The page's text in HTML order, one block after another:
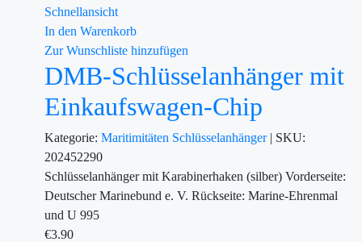
Schnellansicht
In den Warenkorb
Zur Wunschliste hinzufügen
DMB-Schlüsselanhänger mit
Einkaufswagen-Chip
Kategorie: Maritimitäten Schlüsselanhänger | SKU:
202452290
Schlüsselanhänger mit Karabinerhaken (silber) Vorderseite:
Deutscher Marinebund e. V. Rückseite: Marine-Ehrenmal
und U 995
€3.90